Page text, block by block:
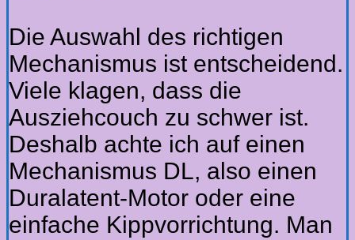
Die Auswahl des richtigen
Mechanismus ist entscheidend.
Viele klagen, dass die
Ausziehcouch zu schwer ist.
Deshalb achte ich auf einen
Mechanismus DL, also einen
Duralatent-Motor oder eine
einfache Kippvorrichtung. Man